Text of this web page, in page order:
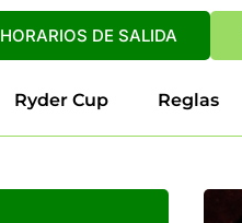
HORARIOS DE SALIDA
Ryder Cup Reglas